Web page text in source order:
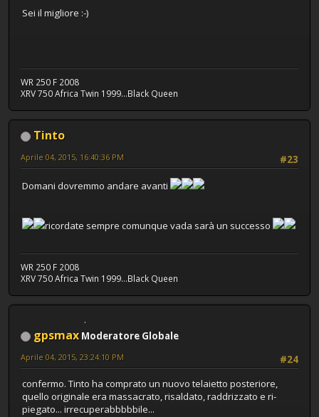
Sei il migliore :-)
WR 250 F 2008
XRV 750 Africa Twin 1999...Black Queen
Tinto
#23
Aprile 04, 2015, 16:40:36 PM
Domani dovremmo andare avanti
ricordate sempre comunque vada sarà un successo
WR 250 F 2008
XRV 750 Africa Twin 1999...Black Queen
gpsmax Moderatore Globale
#24
Aprile 04, 2015, 23:24:10 PM
confermo. Tinto ha comprato un nuovo telaietto posteriore,
quello originale era massacrato, risaldato, raddrizzato e ri-
piegato... irrecuperabbbbbile...